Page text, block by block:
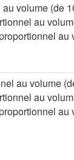
volume (de
au
au volume
au